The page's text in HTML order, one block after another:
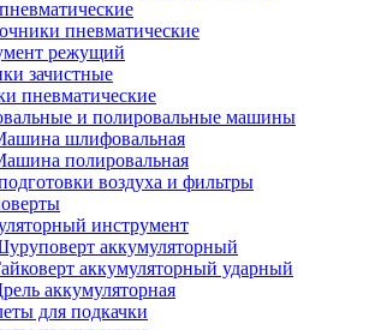
пневматические
режущий
зачистные
пневматические
и полировальные машины
шлифовальная
полировальная
воздуха и фильтры
инструмент
аккумуляторный
аккумуляторный ударный
аккумуляторная
для подкачки